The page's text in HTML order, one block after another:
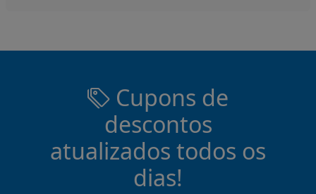
Cupons de
descontos
atualizados todos os
dias!